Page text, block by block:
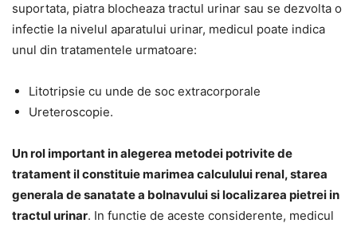
suportata, piatra blocheaza tractul urinar sau se dezvolta o
infectie la nivelul aparatului urinar, medicul poate indica
unul din tratamentele urmatoare:
Litotripsie cu unde de soc extracorporale
Ureteroscopie.
Un rol important in alegerea metodei potrivite de
tratament il constituie marimea calculului renal, starea
generala de sanatate a bolnavului si localizarea pietrei in
tractul urinar. In functie de aceste considerente, medicul